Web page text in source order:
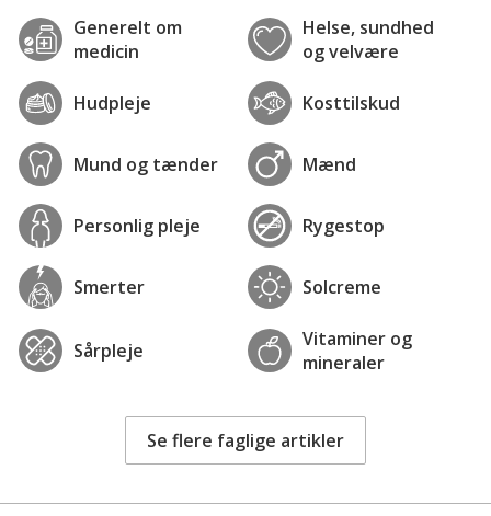
Generelt om
medicin
Helse, sundhed
og velvære
Hudpleje Kosttilskud
Mund og tænder Mænd
Personlig pleje Rygestop
Smerter Solcreme
Sårpleje
Vitaminer og
mineraler
Se flere faglige artikler